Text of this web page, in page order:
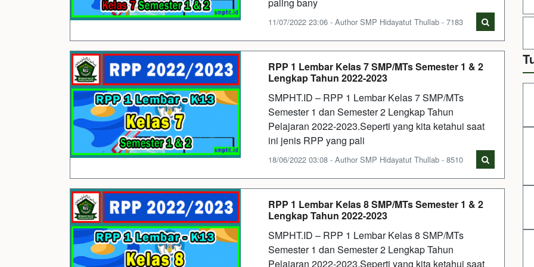
11/07/2022 23:06 - Author SMP Hidayatut Thullab - 7183
RPP 1 Lembar Kelas 7 SMP/MTs Semester 1 & 2
Lengkap Tahun 2022-2023
SMPHT.ID – RPP 1 Lembar Kelas 7 SMP/MTs
Semester 1 dan Semester 2 Lengkap Tahun
Pelajaran 2022-2023.Seperti yang kita ketahui saat
ini jenis RPP yang pali
18/06/2022 03:08 - Author SMP Hidayatut Thullab - 8510
RPP 1 Lembar Kelas 8 SMP/MTs Semester 1 & 2
Lengkap Tahun 2022-2023
SMPHT.ID – RPP 1 Lembar Kelas 8 SMP/MTs
Semester 1 dan Semester 2 Lengkap Tahun
Pelajaran 2022-2023.Seperti yang kita ketahui saat